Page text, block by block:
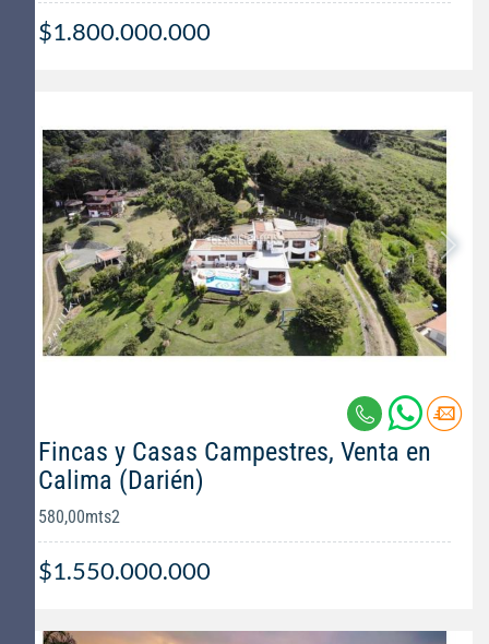
$1.800.000.000
Fincas y Casas Campestres, Venta en
Calima (Darién)
580,00mts2
$1.550.000.000